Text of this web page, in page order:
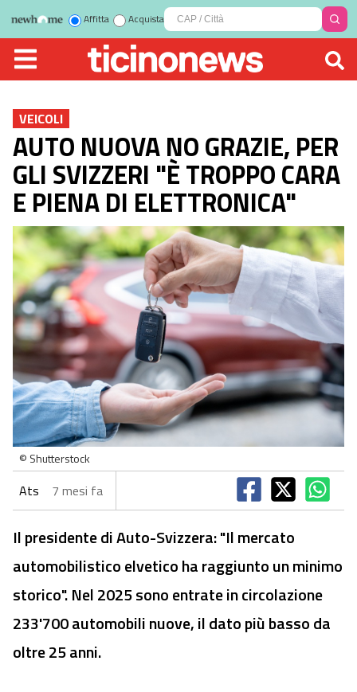
Affitta Acquista
VEICOLI
AUTO NUOVA NO GRAZIE, PER
GLI SVIZZERI "È TROPPO CARA
E PIENA DI ELETTRONICA"
© Shutterstock
Ats 7 mesi fa
Il presidente di Auto-Svizzera: "Il mercato
automobilistico elvetico ha raggiunto un minimo
storico". Nel 2025 sono entrate in circolazione
233'700 automobili nuove, il dato più basso da
oltre 25 anni.